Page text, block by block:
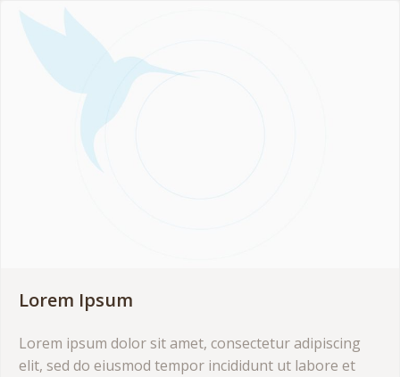
Lorem Ipsum
Lorem ipsum dolor sit amet, consectetur adipiscing
elit, sed do eiusmod tempor incididunt ut labore et